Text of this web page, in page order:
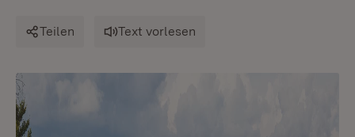
Teilen Text vorlesen